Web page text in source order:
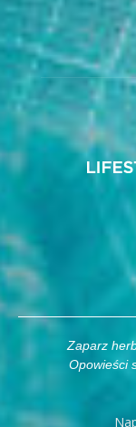
Zaparz
Opowieści